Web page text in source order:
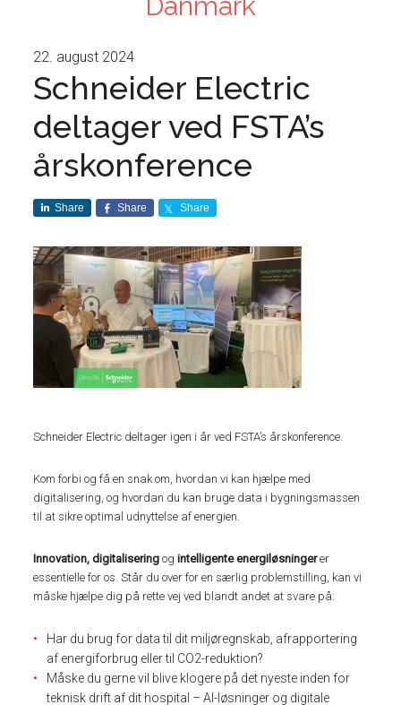
22. august 2024
Schneider Electric
deltager ved FSTA’s
årskonference
Share Share Share
Schneider Electric deltager igen i år ved FSTA’s årskonference.
Kom forbi og få en snak om, hvordan vi kan hjælpe med
digitalisering, og hvordan du kan bruge data i bygningsmassen
til at sikre optimal udnyttelse af energien.
Innovation, digitalisering ogintelligente energiløsningerer
essentielle for os. Står du over for en særlig problemstilling, kan vi
måske hjælpe dig på rette vej ved blandt andet at svare på:
Har du brug for data til dit miljøregnskab, afrapportering
af energiforbrug eller til CO2-reduktion?
Måske du gerne vil blive klogere på det nyeste inden for
teknisk drift af dit hospital – AI-løsninger og digitale